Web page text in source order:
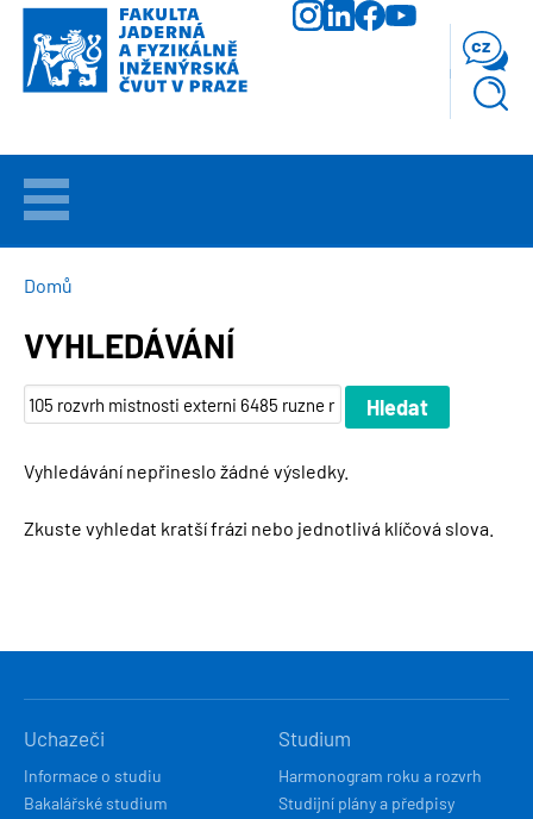
Přejít
hlavnímu
obsahu
VÍTEJTE
UCHAZEČI
STUDIUM
VĚDA
FAKULTA
cz
DROBEČKOVÁ
Domů
VYHLEDÁVÁNÍ
Vyhledávání nepřineslo žádné výsledky.
Zkuste vyhledat kratší frázi nebo jednotlivá klíčová slova.
NAVIGACE
Uchazeči
Informace o studiu
Bakalářské studium
Studium
Harmonogram roku a rozvrh
Studijní plány a předpisy